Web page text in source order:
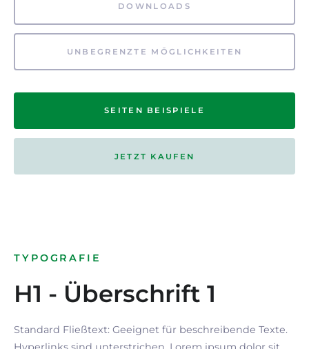
DOWNLOADS
UNBEGRENZTE MÖGLICHKEITEN
SEITEN BEISPIELE
JETZT KAUFEN
TYPOGRAFIE
H1 - Überschrift 1
Standard Fließtext: Geeignet für beschreibende Texte.